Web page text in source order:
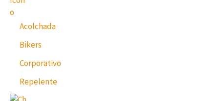
Acolchada
Bikers
Corporativo
Repelente